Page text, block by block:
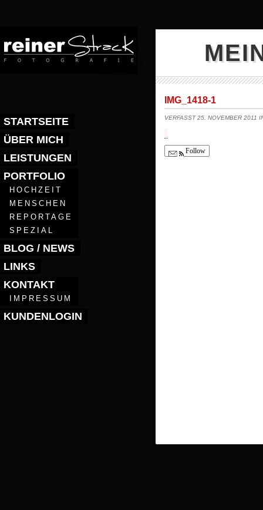
STARTSEITE
ÜBER MICH
LEISTUNGEN
PORTFOLIO
HOCHZEIT
MENSCHEN
REPORTAGE
SPEZIAL
BLOG / NEWS
LINKS
KONTAKT
IMPRESSUM
KUNDENLOGIN
IMG_1418-1
VERFASST 25. NOVEMBER 2011
Follow